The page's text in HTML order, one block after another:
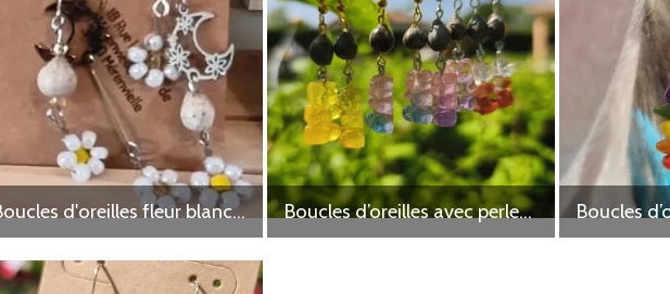
Boucles d'oreilles fleur blanche en perles Boucles d’oreilles avec perles et corail de Sardaigne rouge